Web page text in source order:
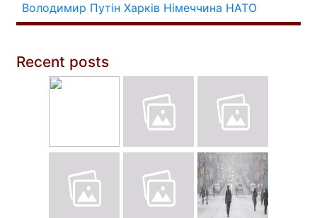
Володимир Путін Харків Німеччина НАТО
Recent posts